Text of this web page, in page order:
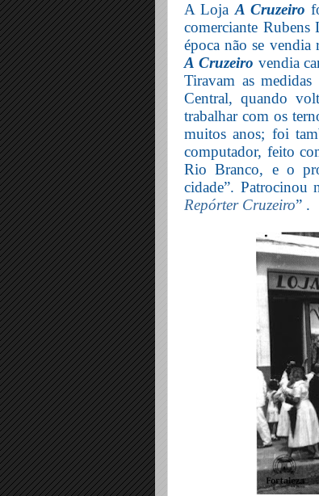
A LojaA Cruzeiro
comerciante Rubens
época não se vendia
A Cruzeiro vendia
Tiravam as
Central, quando
trabalhar com os
muitos anos; foi
computador, feito
Rio Branco, e o
cidade”.
Repórter Cruzeiro” .